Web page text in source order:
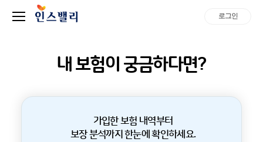
로그인
내 보험이 궁금하다면?
가입한 보험 내역부터
보장 분석까지 한눈에 확인하세요.